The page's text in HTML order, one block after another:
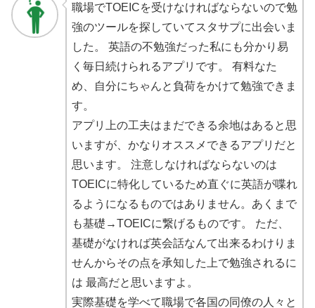
職場でTOEICを受けなければならないので勉
強のツールを探していてスタサプに出会いま
した。 英語の不勉強だった私にも分かり易
く毎日続けられるアプリです。 有料なた
め、自分にちゃんと負荷をかけて勉強できま
す。
アプリ上の工夫はまだできる余地はあると思
いますが、かなりオススメできるアプリだと
思います。 注意しなければならないのは
TOEICに特化しているため直ぐに英語が喋れ
るようになるものではありません。あくまで
も基礎→TOEICに繋げるものです。 ただ、
基礎がなければ英会話なんて出来るわけりま
せんからその点を承知した上で勉強されるに
は 最高だと思いますよ。
実際基礎を学べて職場で各国の同僚の人々と